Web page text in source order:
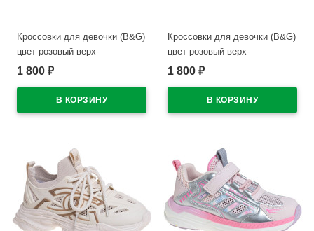
Кроссовки для девочки (B&G)
цвет розовый верх-
искусственная кожа
dz-2080-3H
1 800 ₽
Кроссовки для девочки (B&G)
цвет розовый верх-
искусственная кожа
dz-2080-1H
1 800 ₽